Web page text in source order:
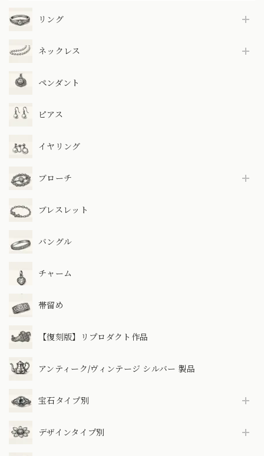
リング
ネックレス
ペンダント
ピアス
イヤリング
ブローチ
ブレスレット
バングル
チャーム
帯留め
【復刻版】リプロダクト作品
アンティーク/ヴィンテージ シルバー 製品
宝石タイプ別
デザインタイプ別